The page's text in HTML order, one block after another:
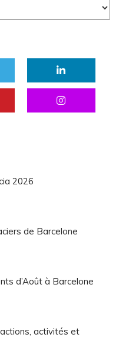
2026
de Barcelone
d’Août à Barcelone
activités et